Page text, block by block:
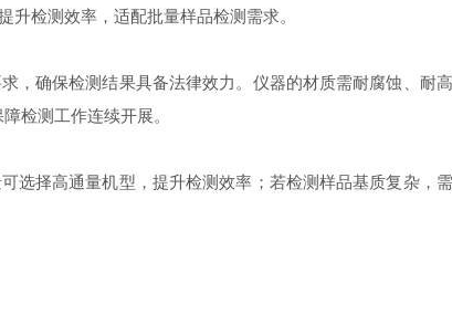
检测效率，适配批量样品检测需求。
确保检测结果具备法律效力。仪器的材质需耐腐蚀、耐
检测工作连续开展。
择高通量机型，提升检测效率；若检测样品基质复杂，